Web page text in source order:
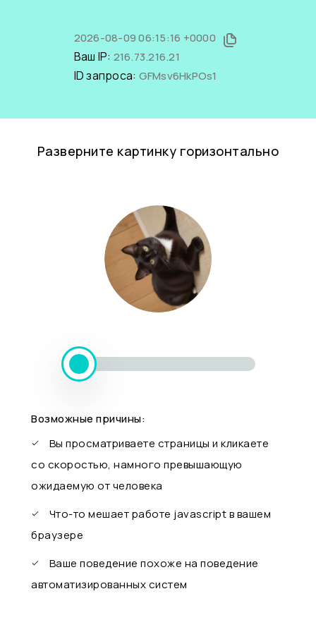
2026-08-09 06:15:16 +0000
Ваш IP: 216.73.216.21
ID запроса: GFMsv6HkPOs1
Разверните картинку горизонтально
Возможные причины:
Вы просматриваете страницы и кликаете
со скоростью, намного превышающую
ожидаемую от человека
Что-то мешает работе javascript в вашем
браузере
Ваше поведение похоже на поведение
автоматизированных систем